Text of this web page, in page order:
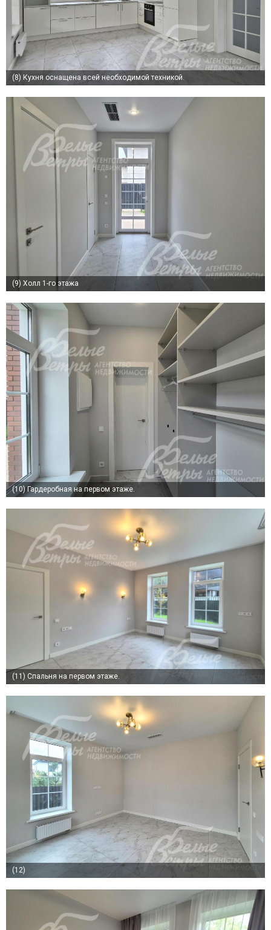
(8) Кухня оснащена всей необходимой техникой.
(9) Холл 1-го этажа
(10)Гардеробная на первом этаже.
(11) Спальня на первом этаже.
(12)